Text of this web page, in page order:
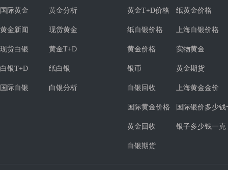
国际黄金 黄金分析
黄金新闻 现货黄金
现货白银 黄金T+D
白银T+D 纸白银
国际白银 白银分析
黄金T+D价格 纸黄金价格
纸白银价格 上海白银价格
黄金价格 实物黄金
银币 黄金期货
白银回收 上海黄金金价
国际黄金价格 国际银价多少钱
黄金回收 银子多少钱一克
白银期货